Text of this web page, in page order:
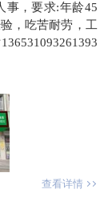
事，要求:年龄45
，吃苦耐劳，工
查看详情